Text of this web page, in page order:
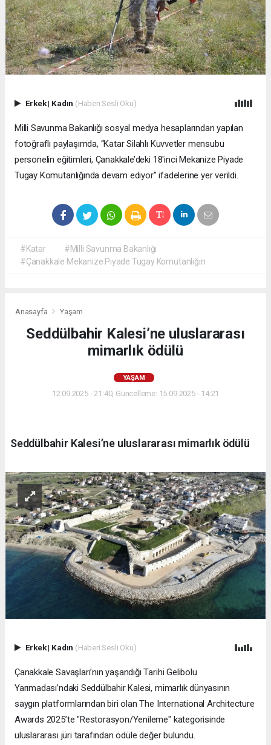
Erkek| Kadın (Haberi Sesli Oku)
Milli Savunma Bakanlığı sosyal medya hesaplarından yapılan
fotoğraflı paylaşımda, “Katar Silahlı Kuvvetler mensubu
personelin eğitimleri, Çanakkale’deki 18'inci Mekanize Piyade
Tugay Komutanlığında devam ediyor” ifadelerine yer verildi.
#Katar
#Milli Savunma Bakanlığı
#Çanakkale Mekanize Piyade Tugay Komutanlığın
Anasayfa Yaşam
Seddülbahir Kalesi’ne uluslararası
mimarlık ödülü
YAŞAM
12.09.2025 - 21:40, Güncelleme: 15.09.2025 - 14:21
Seddülbahir Kalesi’ne uluslararası mimarlık ödülü
Erkek| Kadın (Haberi Sesli Oku)
Çanakkale Savaşları’nın yaşandığı Tarihi Gelibolu
Yarımadası’ndaki Seddülbahir Kalesi, mimarlık dünyasının
saygın platformlarından biri olan The International Architecture
Awards 2025’te "Restorasyon/Yenileme" kategorisinde
uluslararası jüri tarafından ödüle değer bulundu.